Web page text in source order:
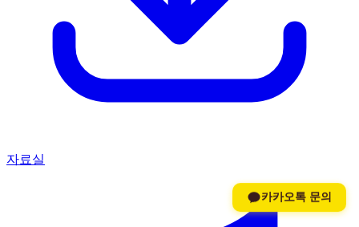
카카오톡 문의
자료실